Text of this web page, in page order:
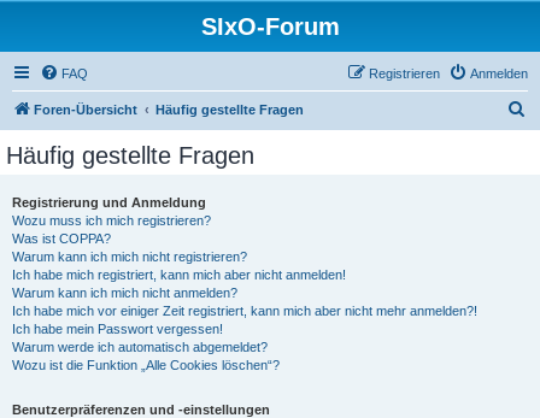
SIxO-Forum
FAQ Anmelden
Registrieren
Foren-Übersicht Häufig gestellte Fragen
Häufig gestellte Fragen
Registrierung und Anmeldung
Wozu muss ich mich registrieren?
Was ist COPPA?
Warum kann ich mich nicht registrieren?
Ich habe mich registriert, kann mich aber nicht anmelden!
Warum kann ich mich nicht anmelden?
Ich habe mich vor einiger Zeit registriert, kann mich aber nicht mehr anmelden?!
Ich habe mein Passwort vergessen!
Warum werde ich automatisch abgemeldet?
Wozu ist die Funktion „Alle Cookies löschen“?
Benutzerpräferenzen und -einstellungen